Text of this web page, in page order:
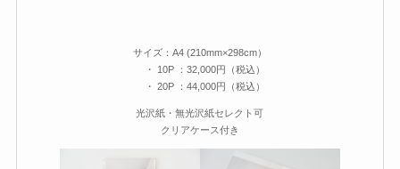
サイズ： A4 (210mm×298cm）
・ 10P ：32,000円（税込）
・ 20P ：44,000円（税込）
光沢紙・無光沢紙セレクト可
クリアケース付き